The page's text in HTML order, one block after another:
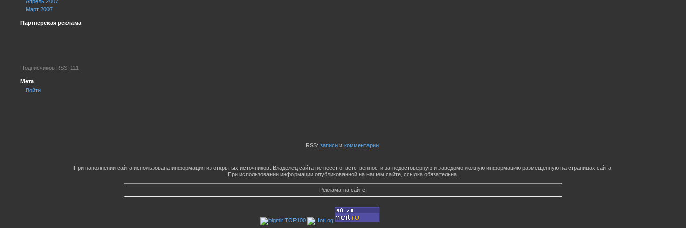
Март 2007
Партнерская реклама
Подписчиков RSS: 111
Мета
Войти
RSS: записи и комментарии
При наполнении сайта использована информация из открытых источников. Владелец сайта не несет ответственности за недостоверную и заведомо ложную информацию размещенную на страницах сайта.
При использовании информации опубликованной на нашем сайте, ссылка обязательна.
Реклама на сайте: